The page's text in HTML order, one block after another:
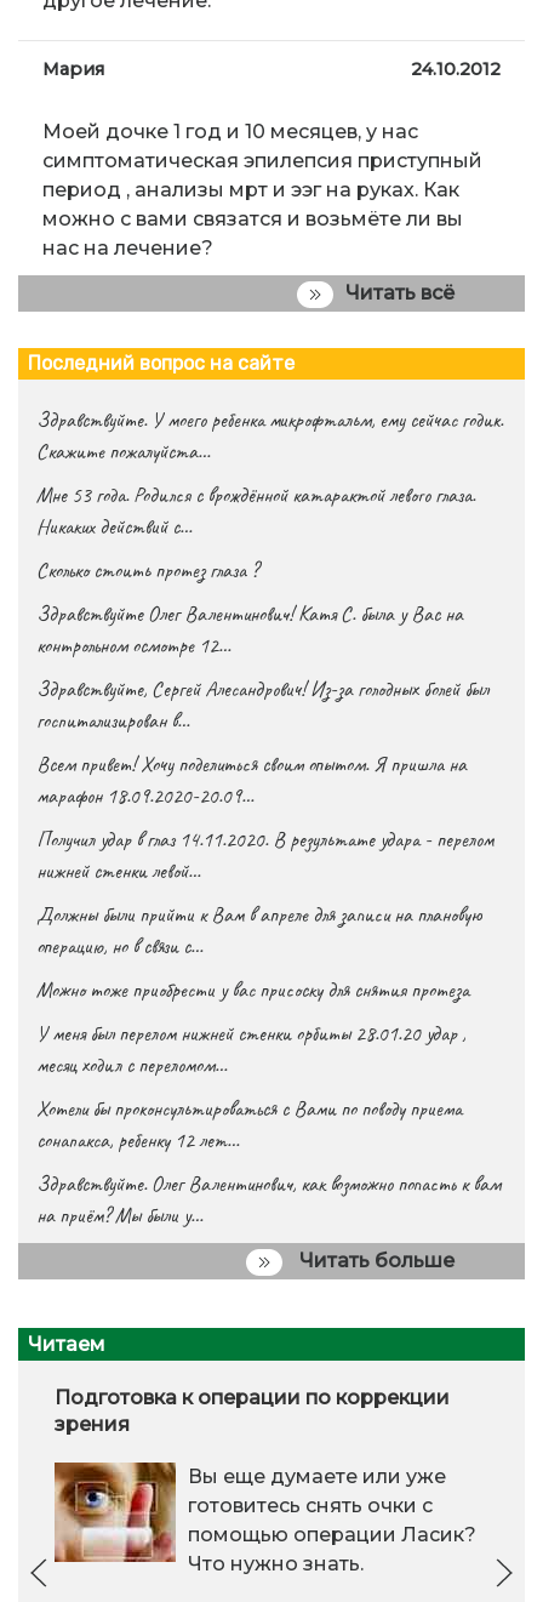
Мария 24.10.2012
Моей дочке 1 год и 10 месяцев, у нас
симптоматическая эпилепсия приступный
период , анализы мрт и ээг на руках. Как
можно с вами связатся и возьмёте ли вы
нас на лечение?
Читать всё
Последний вопрос на сайте
Здравствуйте. У моего ребенка микрофтальм, ему сейчас годик.
Скажите пожалуйста…
Мне 53 года. Родился с врождённой катарактой левого глаза.
Никаких действий с…
Сколько стоить протез глаза ?
Здравствуйте Олег Валентинович! Катя С. была у Вас на
контрольном осмотре 12…
Здравствуйте, Сергей Алесандрович! Из-за голодных болей был
госпитализирован в…
Всем привет! Хочу поделиться своим опытом. Я пришла на
марафон 18.09.2020-20.09…
Получил удар в глаз 14.11.2020. В результате удара - перелом
нижней стенки левой…
Должны были прийти к Вам в апреле для записи на плановую
операцию, но в связи с…
Можно тоже приобрести у вас присоску для снятия протеза
У меня был перелом нижней стенки орбиты 28.01.20 удар ,
месяц ходил с переломом…
Хотели бы проконсультироваться с Вами по поводу приема
сонапакса, ребенку 12 лет…
Здравствуйте. Олег Валентинович, как возможно попасть к вам
на приём? Мы были у…
Читать больше
Читаем
Подготовка к операции по коррекции
зрения
Вы еще думаете или уже
готовитесь снять очки с
помощью операции Ласик?
Что нужно знать.